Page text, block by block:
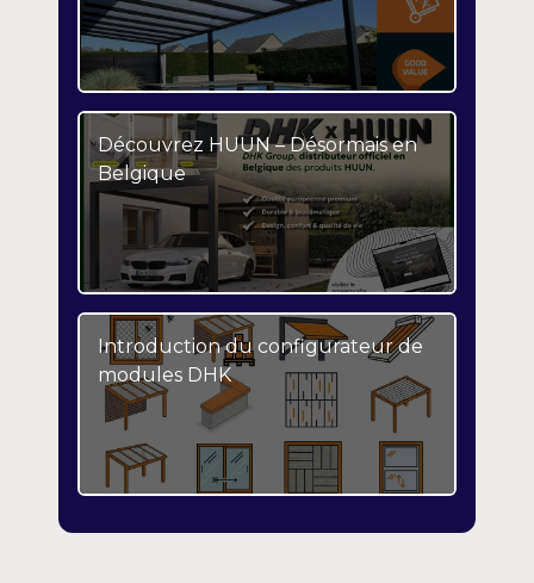
Découvrez HUUN – Désormais en
Belgique
Introduction du configurateur de
modules DHK